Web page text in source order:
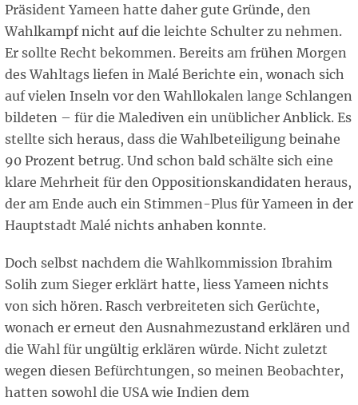
Präsident Yameen hatte daher gute Gründe, den
Wahlkampf nicht auf die leichte Schulter zu nehmen.
Er sollte Recht bekommen. Bereits am frühen Morgen
des Wahltags liefen in Malé Berichte ein, wonach sich
auf vielen Inseln vor den Wahllokalen lange Schlangen
bildeten – für die Malediven ein unüblicher Anblick. Es
stellte sich heraus, dass die Wahlbeteiligung beinahe
90 Prozent betrug. Und schon bald schälte sich eine
klare Mehrheit für den Oppositionskandidaten heraus,
der am Ende auch ein Stimmen-Plus für Yameen in der
Hauptstadt Malé nichts anhaben konnte.
Doch selbst nachdem die Wahlkommission Ibrahim
Solih zum Sieger erklärt hatte, liess Yameen nichts
von sich hören. Rasch verbreiteten sich Gerüchte,
wonach er erneut den Ausnahmezustand erklären und
die Wahl für ungültig erklären würde. Nicht zuletzt
wegen diesen Befürchtungen, so meinen Beobachter,
hatten sowohl die USA wie Indien dem